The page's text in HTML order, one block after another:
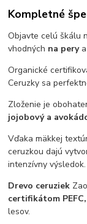
Kompletné
Objavte celú škálu
vhodných na perya
Organické
Ceruzky sa
Zloženie je
jojobový a
Vďaka mäkkej
ceruzkou dajú
intenzívny výsledok.
Drevo ceruziek
certifikátom PEFC,
lesov.